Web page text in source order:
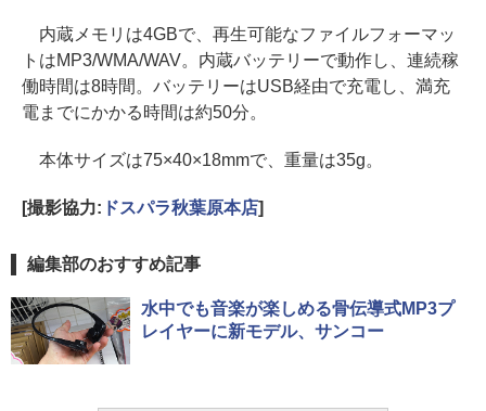
内蔵メモリは4GBで、再生可能なファイルフォーマッ
トはMP3/WMA/WAV。内蔵バッテリーで動作し、連続稼
働時間は8時間。バッテリーはUSB経由で充電し、満充
電までにかかる時間は約50分。
本体サイズは75×40×18mmで、重量は35g。
[撮影協力: ドスパラ秋葉原本店]
編集部のおすすめ記事
水中でも音楽が楽しめる骨伝導式MP3プ
レイヤーに新モデル、サンコー